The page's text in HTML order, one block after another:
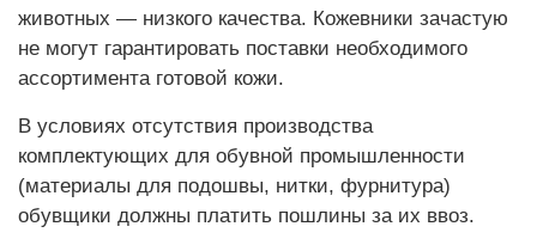
животных — низкого качества. Кожевники зачастую
не могут гарантировать поставки необходимого
ассортимента готовой кожи.
В условиях отсутствия производства
комплектующих для обувной промышленности
(материалы для подошвы, нитки, фурнитура)
обувщики должны платить пошлины за их ввоз.